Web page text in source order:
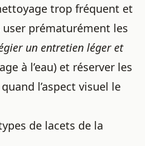
trop fréquent et
prématurément les
un entretien léger et
à l’eau) et réserver les
l’aspect visuel le
de lacets de la